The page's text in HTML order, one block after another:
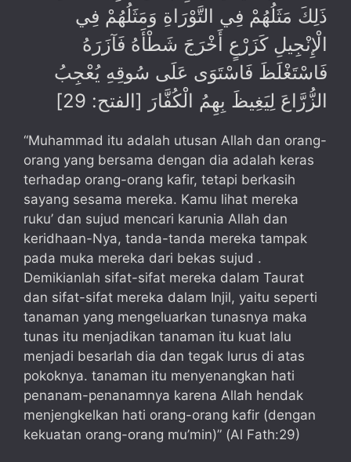
ذَلِكَ مَثَلُهُمْ فِي التَّوْرَاةِ وَمَثَلُهُمْ فِي
الْإِنْجِيلِ كَزَرْعٍ أَخْرَجَ شَطْأَهُ فَآزَرَهُ
فَاسْتَغْلَظَ فَاسْتَوَى عَلَى سُوقِهِ يُعْجِبُ
الزُّرَّاعَ لِيَغِيظَ بِهِمُ الْكُفَّارَ [الفتح: 29]
“Muhammad itu adalah utusan Allah dan orang-
orang yang bersama dengan dia adalah keras
terhadap orang-orang kafir, tetapi berkasih
sayang sesama mereka. Kamu lihat mereka
ruku’ dan sujud mencari karunia Allah dan
keridhaan-Nya, tanda-tanda mereka tampak
pada muka mereka dari bekas sujud .
Demikianlah sifat-sifat mereka dalam Taurat
dan sifat-sifat mereka dalam Injil, yaitu seperti
tanaman yang mengeluarkan tunasnya maka
tunas itu menjadikan tanaman itu kuat lalu
menjadi besarlah dia dan tegak lurus di atas
pokoknya. tanaman itu menyenangkan hati
penanam-penanamnya karena Allah hendak
menjengkelkan hati orang-orang kafir (dengan
kekuatan orang-orang mu’min)” (Al Fath:29)